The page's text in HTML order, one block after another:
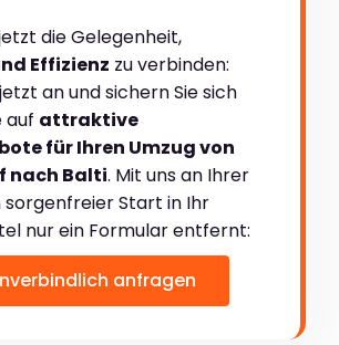
die Gelegenheit,
Effizienz zu verbinden:
an und sichern Sie sich
auf attraktive
für Ihren Umzug von
nach Balti. Mit uns an Ihrer
sorgenfreier Start in Ihr
nur ein Formular entfernt:
anfragen